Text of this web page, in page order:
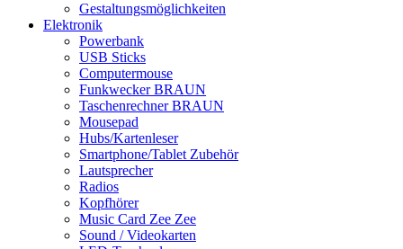
Gestaltungsmöglichkeiten
Elektronik
Powerbank
USB Sticks
Computermouse
Funkwecker BRAUN
Taschenrechner BRAUN
Mousepad
Hubs/Kartenleser
Smartphone/Tablet Zubehör
Lautsprecher
Radios
Kopfhörer
Music Card Zee Zee
Sound / Videokarten